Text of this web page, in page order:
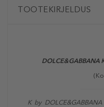
TOOTEKIRJELDUS
DOLCE&GABBANA
K by DOLCE&GABBANA